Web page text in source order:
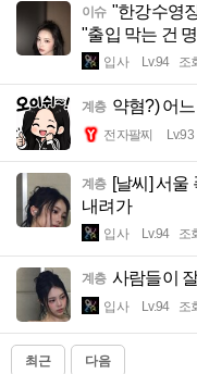
이슈 "한강수영
"출입 막는 건
입사 Lv.94 조
계층 약혐?) 어
전자팔찌 Lv.93
계층 [날씨] 서
내려가
입사 Lv.94 조
계층 사람들이
입사 Lv.94 조
최근 다음